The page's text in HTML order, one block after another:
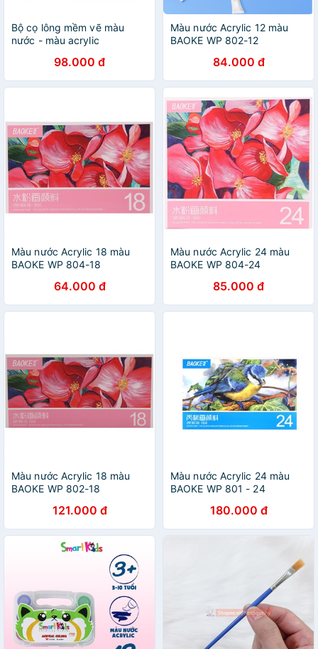
Bộ cọ lông mềm vẽ màu
nước - màu acrylic
98.000 đ
Màu nước Acrylic 12 màu
BAOKE WP 802-12
84.000 đ
Màu nước Acrylic 18 màu
BAOKE WP 804-18
64.000 đ
Màu nước Acrylic 24 màu
BAOKE WP 804-24
85.000 đ
Màu nước Acrylic 18 màu
BAOKE WP 802-18
121.000 đ
Màu nước Acrylic 24 màu
BAOKE WP 801 - 24
180.000 đ